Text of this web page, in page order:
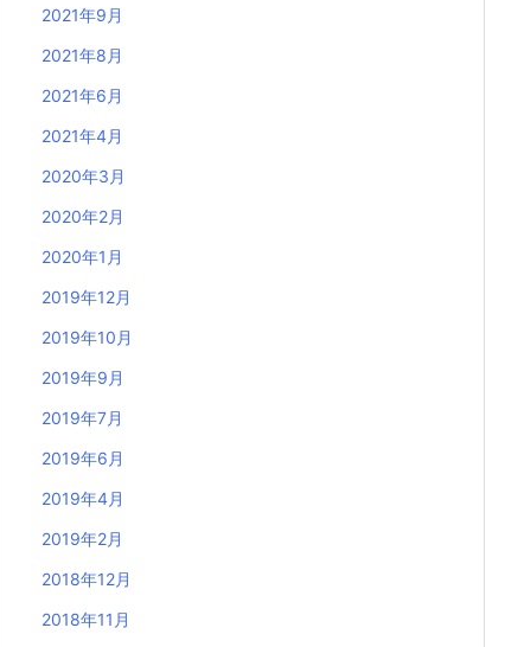
2021年9月
2021年8月
2021年6月
2021年4月
2020年3月
2020年2月
2020年1月
2019年12月
2019年10月
2019年9月
2019年7月
2019年6月
2019年4月
2019年2月
2018年12月
2018年11月